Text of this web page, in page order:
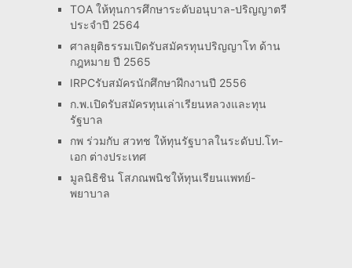
TOA ให้ทุนการศึกษาระดับอนุบาล-ปริญญาตรี
ประจำปี 2564
ศาลยุติธรรมเปิดรับสมัครทุนปริญญาโท ด้าน
กฎหมาย ปี 2565
IRPCรับสมัครนักศึกษาฝึกงานปี 2556
ก.พ.เปิดรับสมัครทุนเล่าเรียนหลวงและทุน
รัฐบาล
กพ ร่วมกับ สวทช ให้ทุนรัฐบาลในระดับป.โท-
เอก ต่างประเทศ
มูลนิธิชิน โสภณพนิชให้ทุนเรียนแพทย์-
พยาบาล